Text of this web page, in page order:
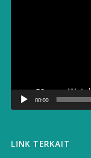
00:00
LINK TERKAIT